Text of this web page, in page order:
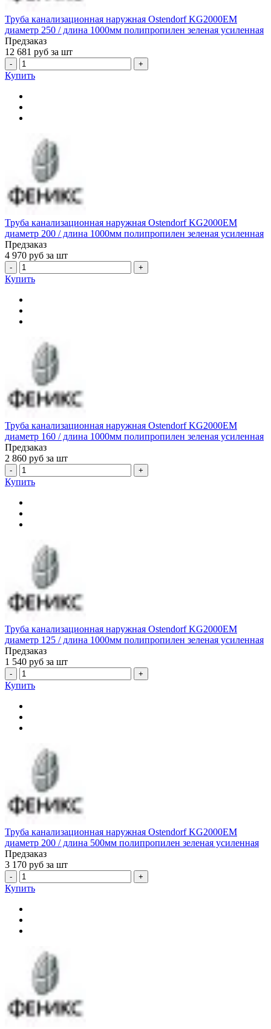
Труба канализационная наружная Ostendorf KG2000EM
диаметр 250 / длина 1000мм полипропилен зеленая усиленная
Предзаказ
12 681 руб за шт
- +
Купить
Труба канализационная наружная Ostendorf KG2000EM
диаметр 200 / длина 1000мм полипропилен зеленая усиленная
Предзаказ
4 970 руб за шт
- +
Купить
Труба канализационная наружная Ostendorf KG2000EM
диаметр 160 / длина 1000мм полипропилен зеленая усиленная
Предзаказ
2 860 руб за шт
- +
Купить
Труба канализационная наружная Ostendorf KG2000EM
диаметр 125 / длина 1000мм полипропилен зеленая усиленная
Предзаказ
1 540 руб за шт
- +
Купить
Труба канализационная наружная Ostendorf KG2000EM
диаметр 200 / длина 500мм полипропилен зеленая усиленная
Предзаказ
3 170 руб за шт
- +
Купить